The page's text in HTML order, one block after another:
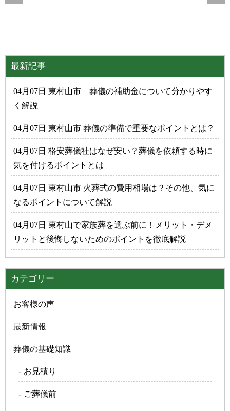
最新記事
04月07日 東村山市 葬儀の補助金について分かりやす
く解説
04月07日 東村山市 葬儀の準備で重要なポイントとは？
04月07日 格安葬儀社はなぜ安い？葬儀を依頼する時に
気を付けるポイントとは
04月07日 東村山市 火葬式の費用相場は？その他、気に
なるポイントについて解説
04月07日 東村山で家族葬を選ぶ前に！メリット・デメ
リットと後悔しないためのポイントを徹底解説
カテゴリー
お客様の声
最新情報
葬儀の基礎知識
お見積り
ご葬儀前